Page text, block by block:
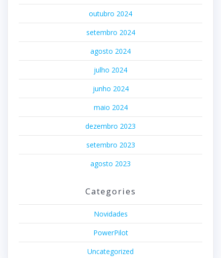
outubro 2024
setembro 2024
agosto 2024
julho 2024
junho 2024
maio 2024
dezembro 2023
setembro 2023
agosto 2023
Categories
Novidades
PowerPilot
Uncategorized